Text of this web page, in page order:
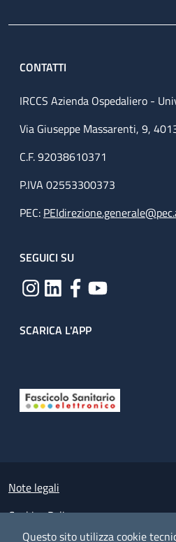
Questo sito utilizza cookie
CONTATTI
IRCCS Azienda Ospedaliero -
Via Giuseppe Massarenti, 9,
C.F. 92038610371
P.IVA 02553300373
PEC:
SEGUICI SU
SCARICA L'APP
Small prints
Note legali
Cookies Policy